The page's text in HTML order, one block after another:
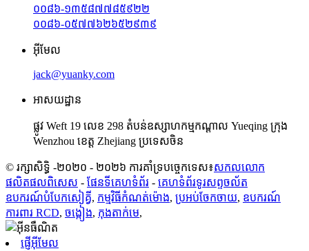
០០៨៦-១៣៥៨៧៧៨៥៩២២
០០៨៦-០៥៧៧៦២៦៥២៩៣៩
អ៊ីមែល
jack@yuanky.com
អាសយដ្ឋាន
ផ្លូវ Weft 19 លេខ 298 តំបន់ឧស្សាហកម្មកណ្តាល Yueqing ក្រុង
Wenzhou ខេត្ត Zhejiang ប្រទេសចិន
© រក្សាសិទ្ធិ -២០២០ - ២០២៦ ការគាំទ្របច្ចេកទេស៖សកលលោក
ផលិតផលពិសេស - ផែនទីគេហទំព័រ - គេហទំព័រ​ទូរសព្ទ​ចល័ត
ឧបករណ៍​បំបែក​សៀគ្វី, កម្មវិធីកំណត់ម៉ោង, ប្រអប់ចែកចាយ, ឧបករណ៍
ការពារ RCD, ចង្កៀង, កុងតាក់មេ,
ផ្ញើអ៊ីមែល